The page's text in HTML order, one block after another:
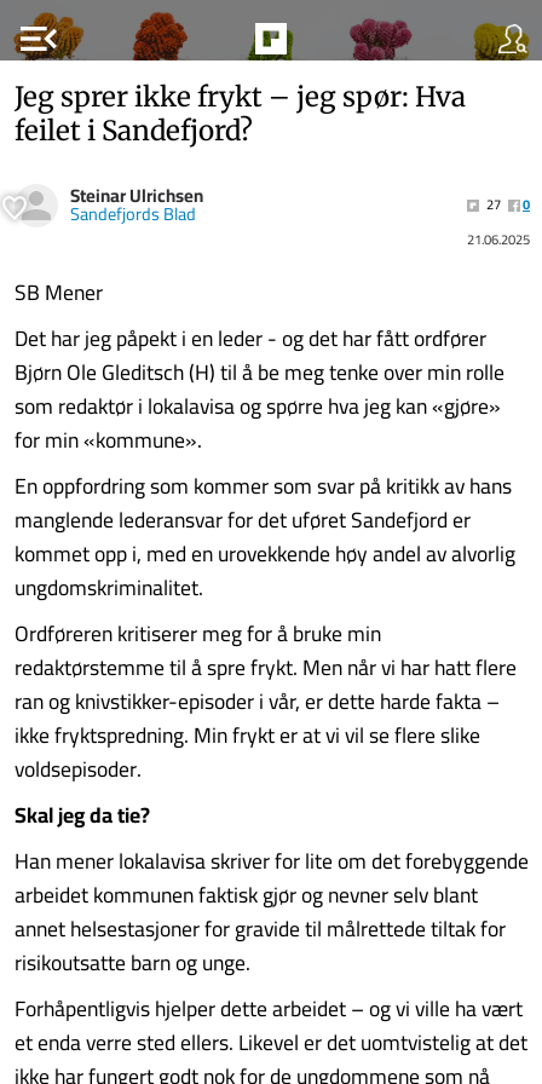
menu_open
Jeg sprer ikke frykt – jeg spør: Hva
feilet i Sandefjord?
Steinar Ulrichsen
Sandefjords Blad 27
0
21.06.2025
SB Mener
Det har jeg påpekt i en leder - og det har fått ordfører
Bjørn Ole Gleditsch (H) til å be meg tenke over min rolle
som redaktør i lokalavisa og spørre hva jeg kan «gjøre»
for min «kommune».
En oppfordring som kommer som svar på kritikk av hans
manglende lederansvar for det uføret Sandefjord er
kommet opp i, med en urovekkende høy andel av alvorlig
ungdomskriminalitet.
Ordføreren kritiserer meg for å bruke min
redaktørstemme til å spre frykt. Men når vi har hatt flere
ran og knivstikker-episoder i vår, er dette harde fakta –
ikke fryktspredning. Min frykt er at vi vil se flere slike
voldsepisoder.
Skal jeg da tie?
Han mener lokalavisa skriver for lite om det forebyggende
arbeidet kommunen faktisk gjør og nevner selv blant
annet helsestasjoner for gravide til målrettede tiltak for
risikoutsatte barn og unge.
Forhåpentligvis hjelper dette arbeidet – og vi ville ha vært
et enda verre sted ellers. Likevel er det uomtvistelig at det